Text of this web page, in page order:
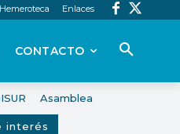
Hemeroteca Enlaces
CONTACTO
Asamblea
interés